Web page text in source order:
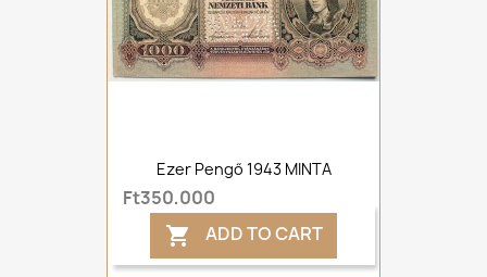
Ezer Pengő 1943 MINTA
Ft350,000
 ADD TO CART